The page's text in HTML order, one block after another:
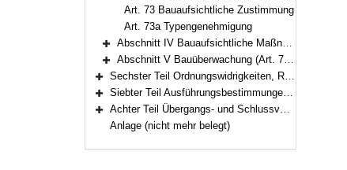
Art. 73 Bauaufsichtliche Zustimmung
Art. 73a Typengenehmigung
Bereich erweitern
Abschnitt IV Bauaufsichtliche Maßnahmen (Art. 74–76)
Bereich erweitern
Abschnitt V Bauüberwachung (Art. 77–78)
Bereich erweitern
Sechster Teil Ordnungswidrigkeiten, Rechtsvorschriften (Art. 79–81a)
Bereich erweitern
Siebter Teil Ausführungsbestimmungen zum Baugesetzbuch (Art. 82–82c)
Bereich erweitern
Achter Teil Übergangs- und Schlussvorschriften (Art. 83–84)
Anlage (nicht mehr belegt)